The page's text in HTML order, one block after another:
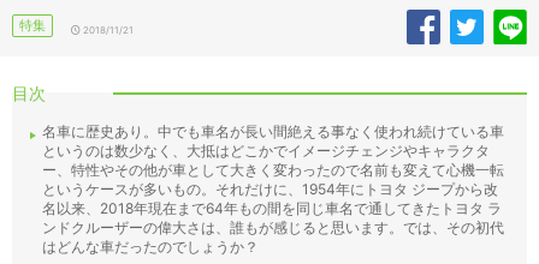
特集 2018/11/21
目次
名車に歴史あり。中でも車名が長い間絶える事なく使われ続けている車
というのは数少なく、大抵はどこかでイメージチェンジやキャラクタ
ー、特性やその他が車として大きく変わったので名前も変えて心機一転
というケースが多いもの。それだけに、1954年にトヨタ ジープから改
名以来、2018年現在まで64年もの間を同じ車名で通してきたトヨタ ラ
ンドクルーザーの偉大さは、誰もが感じると思います。では、その初代
はどんな車だったのでしょうか？